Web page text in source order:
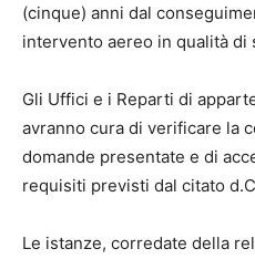
(cinque) anni dal
intervento aereo in qualità
Gli Uffici e i Reparti di
avranno cura di verificare la
domande presentate e di
requisiti previsti dal citato
Le istanze, corredate della